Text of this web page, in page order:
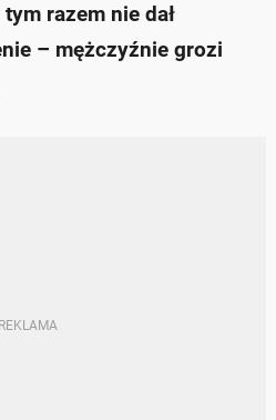
razem nie dał
– mężczyźnie grozi